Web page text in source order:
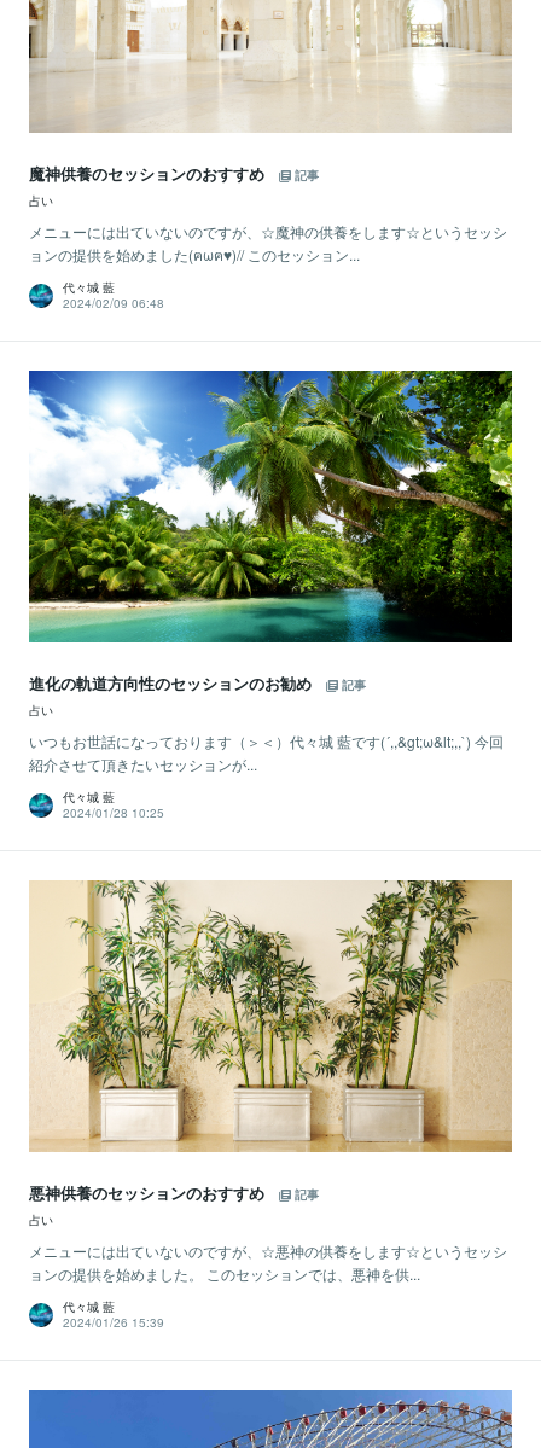
魔神供養のセッションのおすすめ
記事
占い
メニューには出ていないのですが、☆魔神の供養をします☆というセッシ
ョンの提供を始めました(ฅωฅ♥)// このセッション...
代々城 藍
2024/02/09 06:48
進化の軌道方向性のセッションのお勧め
記事
占い
いつもお世話になっております（＞＜）代々城 藍です(´,,&gt;ω&lt;,,`) 今回
紹介させて頂きたいセッションが...
代々城 藍
2024/01/28 10:25
悪神供養のセッションのおすすめ
記事
占い
メニューには出ていないのですが、☆悪神の供養をします☆というセッシ
ョンの提供を始めました。 このセッションでは、悪神を供...
代々城 藍
2024/01/26 15:39